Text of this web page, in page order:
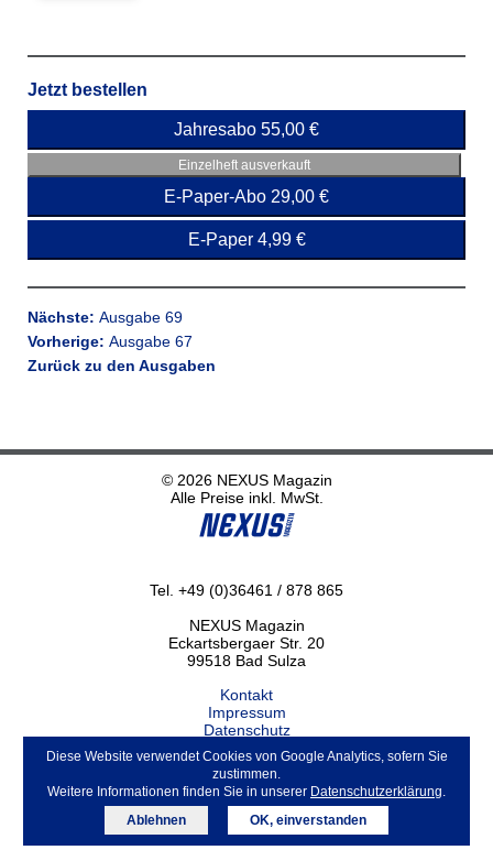
Jetzt bestellen
Jahresabo 55,00 €
Einzelheft ausverkauft
E-Paper-Abo 29,00 €
E-Paper 4,99 €
Nächste: Ausgabe 69
Vorherige: Ausgabe 67
Zurück zu den Ausgaben
© 2026 NEXUS Magazin
Alle Preise inkl. MwSt.
Tel. +49 (0)36461 / 878 865
NEXUS Magazin
Eckartsbergaer Str. 20
99518 Bad Sulza
Kontakt
Impressum
Datenschutz
Haftungsausschluss
ABO kündigen
Diese Website verwendet Cookies von Google Analytics, sofern Sie
zustimmen.
Weitere Informationen finden Sie in unserer Datenschutzerklärung.
Ablehnen
OK, einverstanden